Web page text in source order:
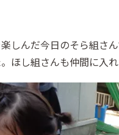
しんだ今日のそら組さ
ほし組さんも仲間に入